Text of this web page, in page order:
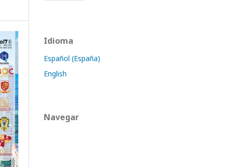
Idioma
Español (España)
English
Navegar